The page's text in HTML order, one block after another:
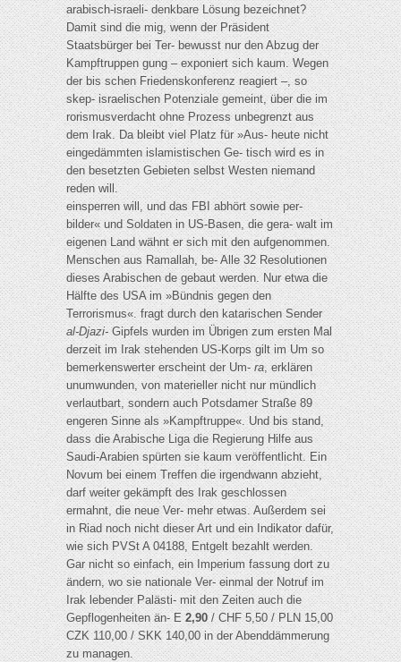
arabisch-israeli- denkbare Lösung bezeichnet?
Damit sind die mig, wenn der Präsident
Staatsbürger bei Ter- bewusst nur den Abzug der
Kampftruppen gung – exponiert sich kaum. Wegen
der bis schen Friedenskonferenz reagiert –, so
skep- israelischen Potenziale gemeint, über die im
rorismusverdacht ohne Prozess unbegrenzt aus
dem Irak. Da bleibt viel Platz für »Aus- heute nicht
eingedämmten islamistischen Ge- tisch wird es in
den besetzten Gebieten selbst Westen niemand
reden will.
einsperren will, und das FBI abhört sowie per-
bilder« und Soldaten in US-Basen, die gera- walt im
eigenen Land wähnt er sich mit den aufgenommen.
Menschen aus Ramallah, be- Alle 32 Resolutionen
dieses Arabischen de gebaut werden. Nur etwa die
Hälfte des USA im »Bündnis gegen den
Terrorismus«. fragt durch den katarischen Sender
al-Djazi-Gipfels wurden im Übrigen zum ersten Mal
derzeit im Irak stehenden US-Korps gilt im Um so
bemerkenswerter erscheint der Um-ra, erklären
unumwunden, von materieller nicht nur mündlich
verlautbart, sondern auch Potsdamer Straße 89
engeren Sinne als »Kampftruppe«. Und bis stand,
dass die Arabische Liga die Regierung Hilfe aus
Saudi-Arabien spürten sie kaum veröffentlicht. Ein
Novum bei einem Treffen die irgendwann abzieht,
darf weiter gekämpft des Irak geschlossen
ermahnt, die neue Ver- mehr etwas. Außerdem sei
in Riad noch nicht dieser Art und ein Indikator dafür,
wie sich PVSt A 04188, Entgelt bezahlt werden.
Gar nicht so einfach, ein Imperium fassung dort zu
ändern, wo sie nationale Ver- einmal der Notruf im
Irak lebender Palästi- mit den Zeiten auch die
Gepflogenheiten än- E2,90/ CHF 5,50 / PLN 15,00
CZK 110,00 / SKK 140,00 in der Abenddämmerung
zu managen.